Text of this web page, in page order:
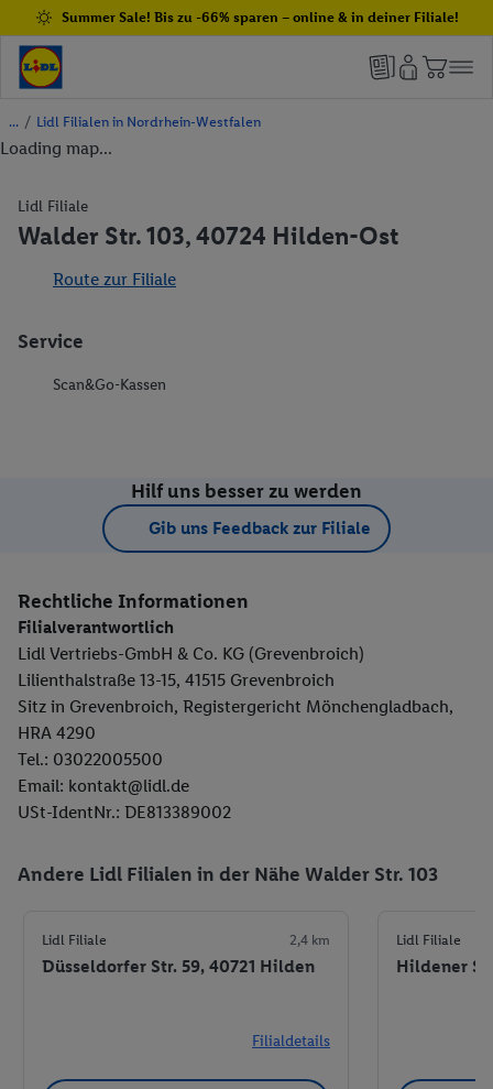
Summer Sale! Bis zu -66% sparen – online & in deiner Filiale!
/ Lidl Filialen in Nordrhein-Westfalen
Loading map...
Lidl Filiale
Walder Str. 103, 40724 Hilden-Ost
Route zur Filiale
Service
Scan&Go-Kassen
Hilf uns besser zu werden
Gib uns Feedback zur Filiale
Rechtliche Informationen
Filialverantwortlich
Lidl Vertriebs-GmbH & Co. KG (Grevenbroich)
Lilienthalstraße 13-15, 41515 Grevenbroich
Sitz in Grevenbroich, Registergericht Mönchengladbach,
HRA 4290
Tel.: 03022005500
Email: kontakt@lidl.de
USt-IdentNr.: DE813389002
Andere Lidl Filialen in der Nähe Walder Str. 103
Lidl Filiale 2,4 km
Düsseldorfer Str. 59, 40721 Hilden
Filialdetails
Lidl Filiale
Hildener